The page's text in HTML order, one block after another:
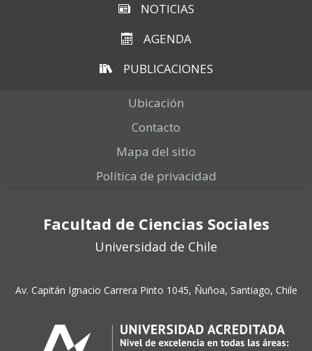
NOTICIAS
AGENDA
PUBLICACIONES
Ubicación
Contacto
Mapa del sitio
Política de privacidad
Facultad de Ciencias Sociales
Universidad de Chile
Av. Capitán Ignacio Carrera Pinto 1045, Ñuñoa, Santiago, Chile